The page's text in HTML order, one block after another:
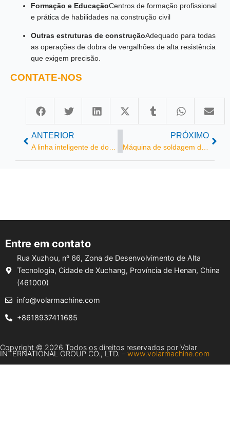
Formação e EducaçãoCentros de formação profissional
e prática de habilidades na construção civil
Outras estruturas de construçãoAdequado para todas
as operações de dobra de vergalhões de alta resistência
que exigem precisão.
CONTATE-NOS
ANTERIOR
A linha inteligente de dobra e corte de vergalhões da Volar apoia a conclusão da rodovia Duba, impulsionando a construção da principal artéria de transporte do oeste de Guangxi.
PRÓXIMO
Máquina de soldagem de tela metálica totalmente automática | Linha de produção de soldagem de tela de vergalhão CNC
Entre em contato
Rua Xuzhou, nº 66, Zona de Desenvolvimento de Alta
Tecnologia, Cidade de Xuchang, Província de Henan, China
(461000)
info@volarmachine.com
+8618937411685
Copyright © 2026 Todos os direitos reservados por Volar
INTERNATIONAL GROUP CO., LTD. –www.volarmachine.com